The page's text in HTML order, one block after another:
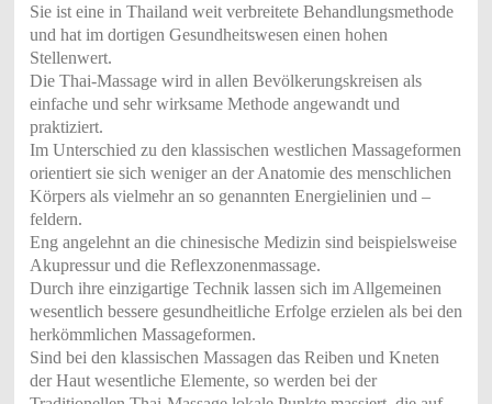
Sie ist eine in Thailand weit verbreitete Behandlungsmethode
und hat im dortigen Gesundheitswesen einen hohen
Stellenwert.
Die Thai-Massage wird in allen Bevölkerungskreisen als
einfache und sehr wirksame Methode angewandt und
praktiziert.
Im Unterschied zu den klassischen westlichen Massageformen
orientiert sie sich weniger an der Anatomie des menschlichen
Körpers als vielmehr an so genannten Energielinien und –
feldern.
Eng angelehnt an die chinesische Medizin sind beispielsweise
Akupressur und die Reflexzonenmassage.
Durch ihre einzigartige Technik lassen sich im Allgemeinen
wesentlich bessere gesundheitliche Erfolge erzielen als bei den
herkömmlichen Massageformen.
Sind bei den klassischen Massagen das Reiben und Kneten
der Haut wesentliche Elemente, so werden bei der